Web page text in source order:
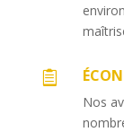

Nos